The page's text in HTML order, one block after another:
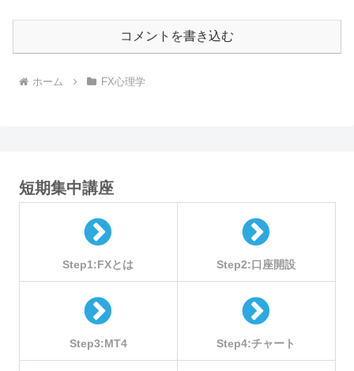
コメントを書き込む
ホーム FX心理学
短期集中講座
Step1:FXとは Step2:口座開設
Step3:MT4 Step4:チャート